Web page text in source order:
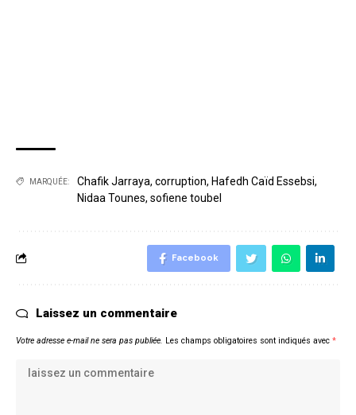
MARQUÉE: Chafik Jarraya, corruption, Hafedh Caïd Essebsi,
Nidaa Tounes, sofiene toubel
Facebook
Laissez un commentaire
Votre adresse e-mail ne sera pas publiée. Les champs obligatoires sont indiqués avec *